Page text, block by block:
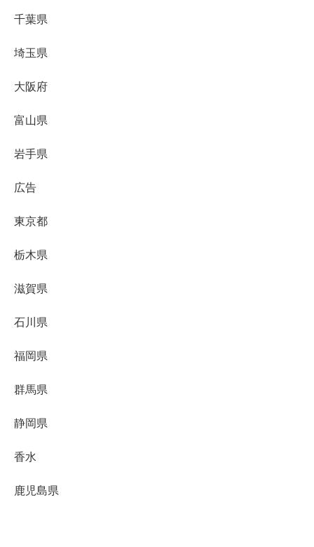
千葉県
埼玉県
大阪府
富山県
岩手県
広告
東京都
栃木県
滋賀県
石川県
福岡県
群馬県
静岡県
香水
鹿児島県